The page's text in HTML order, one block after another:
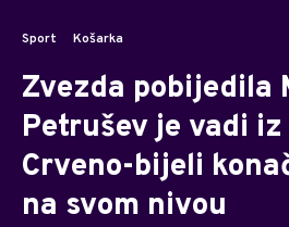
Sport Košarka
Zvezda pobijedila
Petrušev je vadi
Crveno-bijeli
na svom nivou